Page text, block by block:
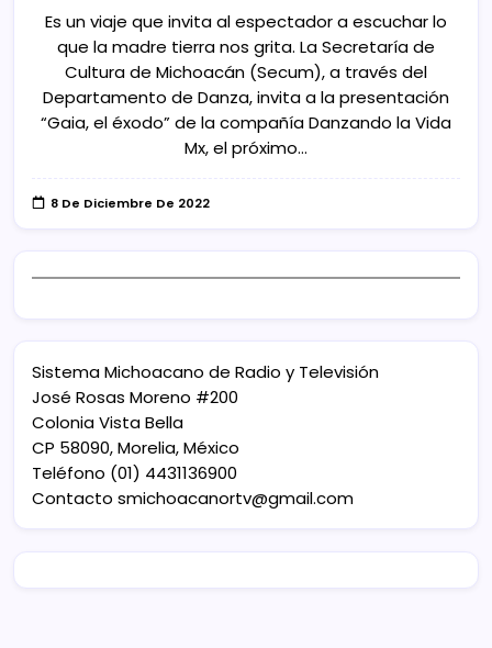
Es un viaje que invita al espectador a escuchar lo
que la madre tierra nos grita. La Secretaría de
Cultura de Michoacán (Secum), a través del
Departamento de Danza, invita a la presentación
“Gaia, el éxodo” de la compañía Danzando la Vida
Mx, el próximo…
8 De Diciembre De 2022
Sistema Michoacano de Radio y Televisión
José Rosas Moreno #200
Colonia Vista Bella
CP 58090, Morelia, México
Teléfono (01) 4431136900
Contacto smichoacanortv@gmail.com